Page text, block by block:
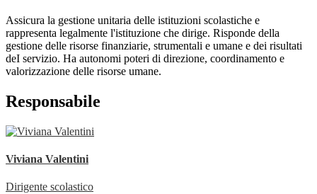
Assicura la gestione unitaria delle istituzioni scolastiche e
rappresenta legalmente l'istituzione che dirige. Risponde della
gestione delle risorse finanziarie, strumentali e umane e dei risultati
deI servizio. Ha autonomi poteri di direzione, coordinamento e
valorizzazione delle risorse umane.
Responsabile
Viviana Valentini
Dirigente scolastico